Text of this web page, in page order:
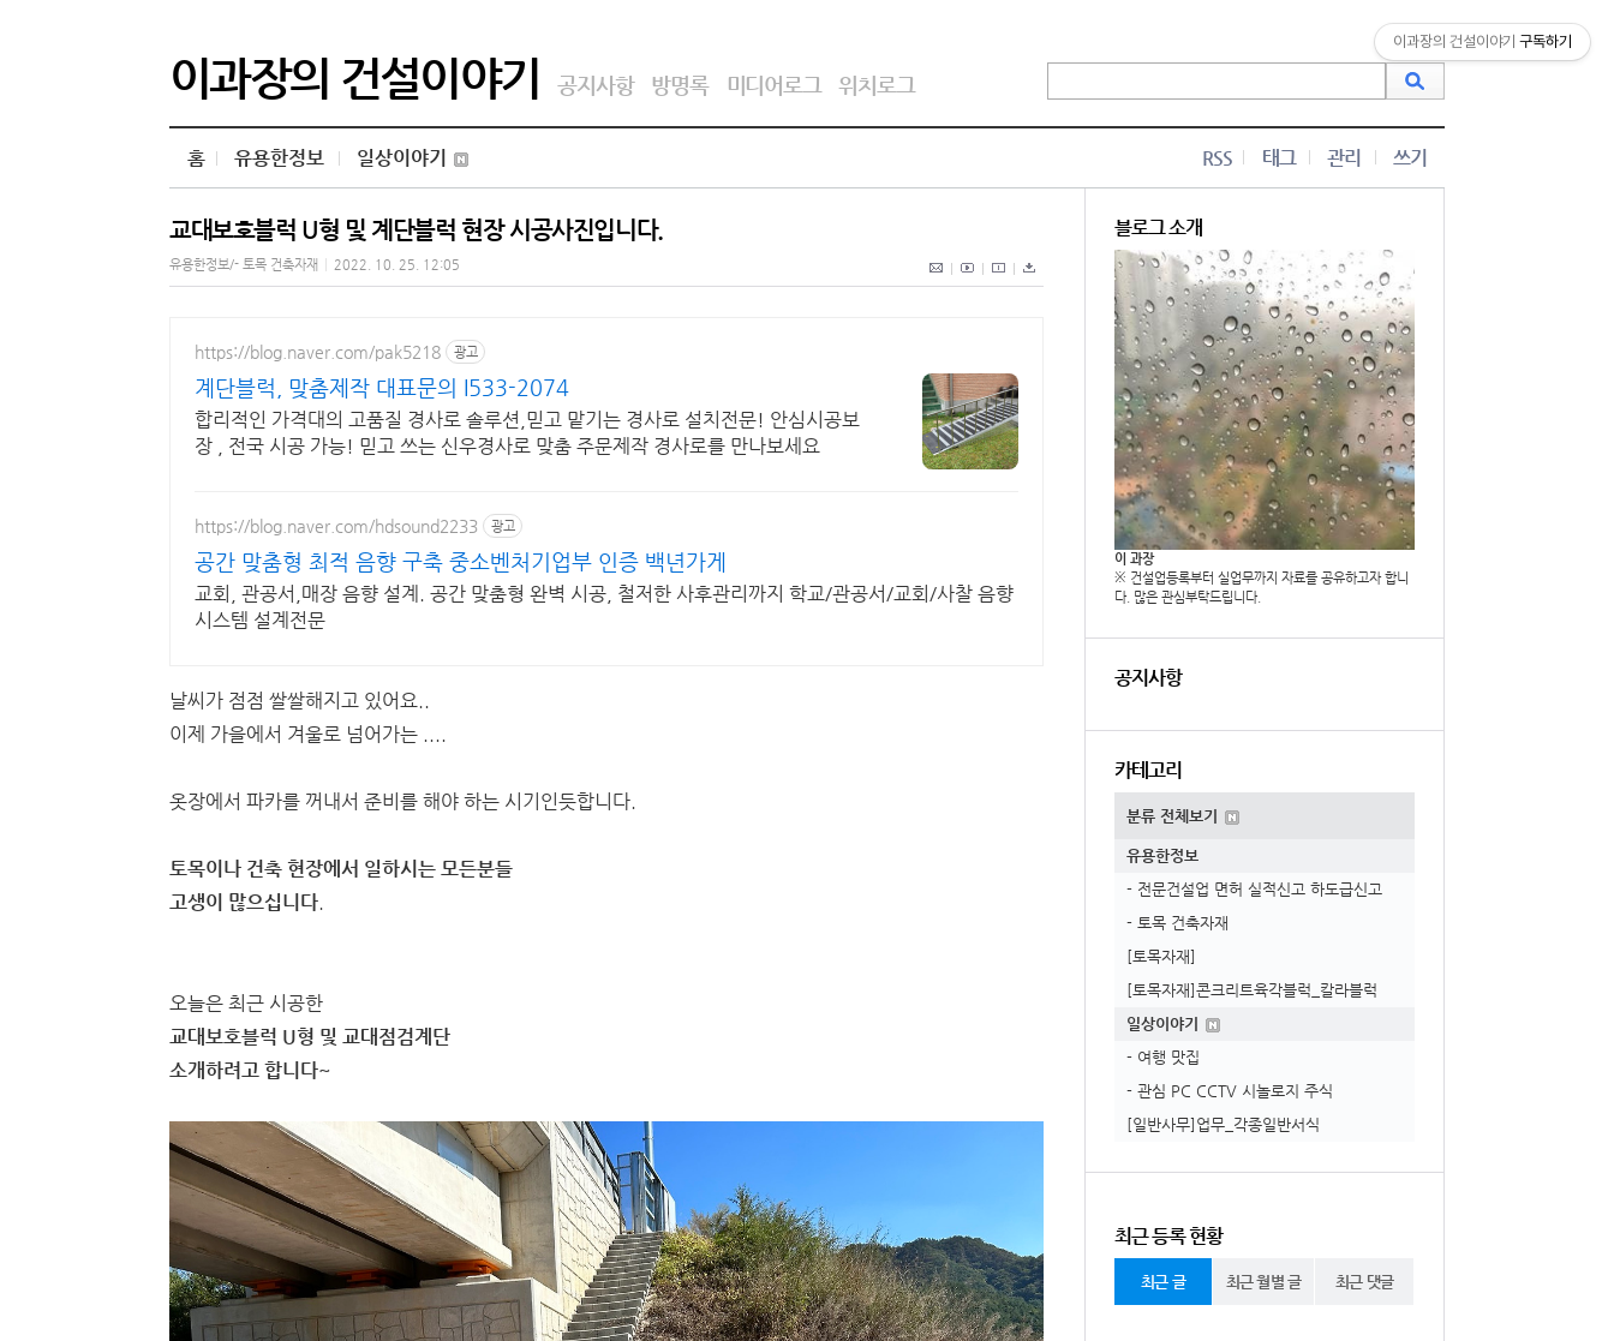
이과장의 건설이야기 공지사항 방명록 미디어로그 위치로그
홈 유용한정보 일상이야기 RSS 태그 관리 쓰기
교대보호블럭 U형 및 계단블럭 현장 시공사진입니다.
유용한정보/- 토목 건축자재 2022. 10. 25. 12:05
https://blog.naver.com/pak5218 광고
계단블럭, 맞춤제작 대표문의 I533-2074
합리적인 가격대의 고품질 경사로 솔루션,믿고 맡기는 경사로 설치전문! 안심시공보
장 , 전국 시공 가능! 믿고 쓰는 신우경사로 맞춤 주문제작 경사로를 만나보세요
https://blog.naver.com/hdsound2233 광고
공간 맞춤형 최적 음향 구축 중소벤처기업부 인증 백년가게
교회, 관공서,매장 음향 설계. 공간 맞춤형 완벽 시공, 철저한 사후관리까지 학교/관공서/교회/사찰 음향
시스템 설계전문
날씨가 점점 쌀쌀해지고 있어요..
이제 가을에서 겨울로 넘어가는 ....
옷장에서 파카를 꺼내서 준비를 해야 하는 시기인듯합니다.
토목이나 건축 현장에서 일하시는 모든분들
고생이 많으십니다.
오늘은 최근 시공한
교대보호블럭 U형 및 교대점검계단
소개하려고 합니다~
블로그 소개
이 과장
※ 건설업등록부터 실업무까지 자료를 공유하고자 합니
다. 많은 관심부탁드립니다.
공지사항
카테고리
분류 전체보기
유용한정보
- 전문건설업 면허 실적신고 하도급신고
- 토목 건축자재
[토목자재]
[토목자재]콘크리트육각블럭_칼라블럭
일상이야기
- 여행 맛집
- 관심 PC CCTV 시놀로지 주식
[일반사무]업무_각종일반서식
최근 등록 현황
최근 글 최근 월별 글 최근 댓글
이과장의 건설이야기 구독하기